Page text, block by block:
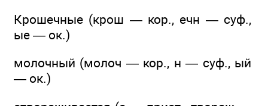
Крошечные (крош — кор., ечн — суф.,
ые — ок.)
молочный (молоч — кор., н — суф., ый
— ок.)